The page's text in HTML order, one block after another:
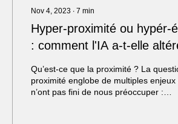
Nov 4, 2023 ∙ 7 min
Hyper-proximité ou hypér-
: comment l'IA a-t-elle
Qu’est-ce que la proximité ? La
proximité englobe de multiples enjeux
n’ont pas fini de nous préoccuper :